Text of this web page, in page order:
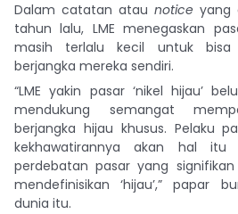
Dalam catatan atau notice yang
tahun lalu, LME menegaskan
masih terlalu kecil untuk bisa
berjangka mereka sendiri.
“LME yakin pasar ‘nikel hijau’
mendukung semangat
berjangka hijau khusus. Pelaku
kekhawatirannya akan hal
perdebatan pasar yang
mendefinisikan ‘hijau’,” papar
dunia itu.